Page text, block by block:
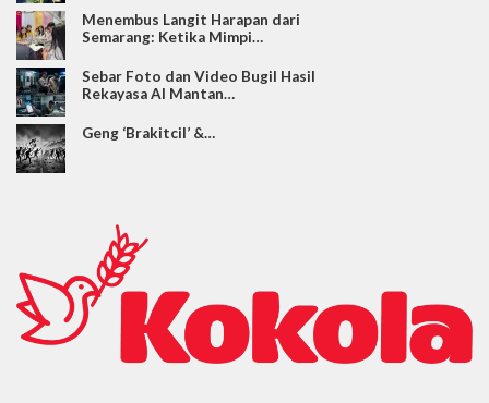
Menembus Langit Harapan dari
Semarang: Ketika Mimpi…
Sebar Foto dan Video Bugil Hasil
Rekayasa AI Mantan…
Geng ‘Brakitcil’ &…